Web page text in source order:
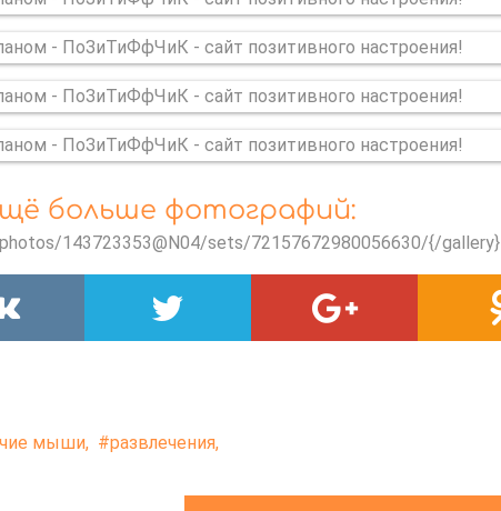
больше фотографий:
143723353@N04/sets/72157672980056630/{/gallery}
мыши, развлечения,